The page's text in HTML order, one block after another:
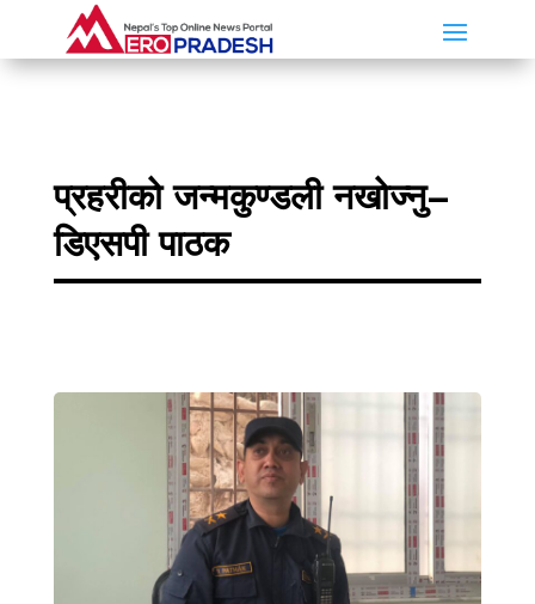
प्रहरीको जन्मकुण्डली नखोज्नु–
डिएसपी पाठक